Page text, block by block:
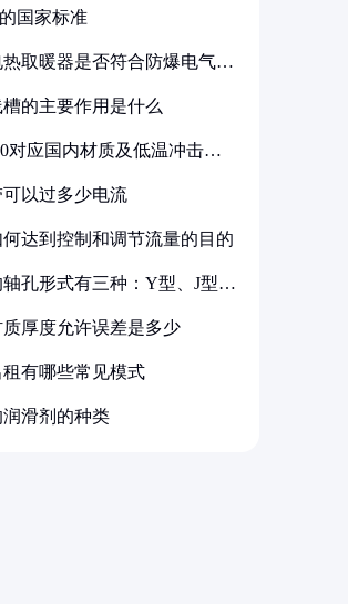
国家标准
取暖器是否符合防爆电气设
的主要作用是什么
对应国内材质及低温冲击要
以过多少电流
达到控制和调节流量的目的
孔形式有三种：Y型、J型、
厚度允许误差是多少
有哪些常见模式
滑剂的种类